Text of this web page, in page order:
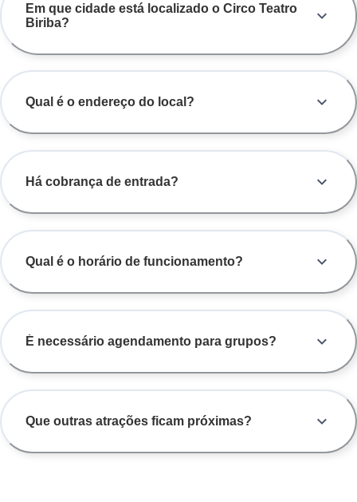
Em que cidade está localizado o Circo Teatro
Biriba?
Qual é o endereço do local?
Há cobrança de entrada?
Qual é o horário de funcionamento?
É necessário agendamento para grupos?
Que outras atrações ficam próximas?